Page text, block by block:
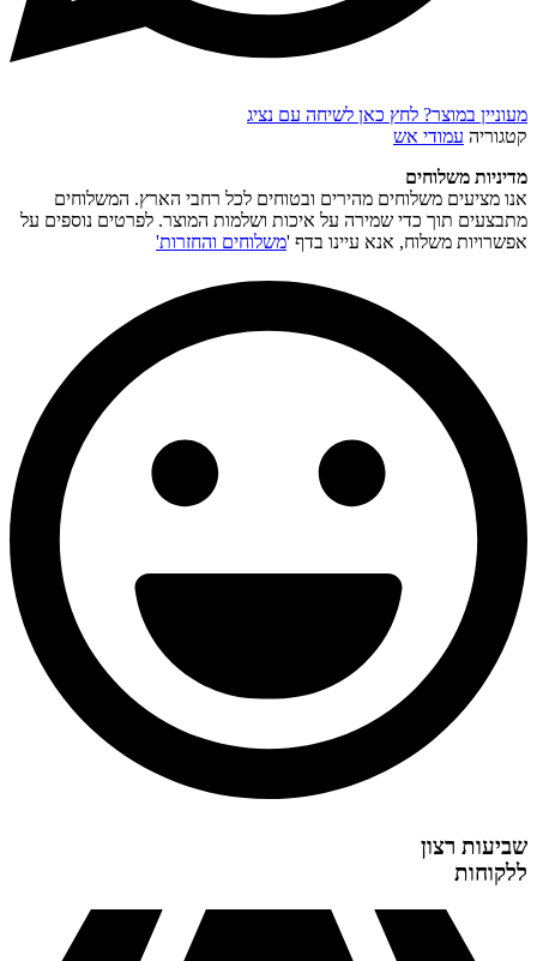
מעוניין במוצר? לחץ כאן לשיחה עם נציג
קטגוריה עמודי אש
מדיניות משלוחים
אנו מציעים משלוחים מהירים ובטוחים לכל רחבי הארץ. המשלוחים
מתבצעים תוך כדי שמירה על איכות ושלמות המוצר. לפרטים נוספים על
אפשרויות משלוח, אנא עיינו בדף 'משלוחים והחזרות'
שביעות רצון
ללקוחות